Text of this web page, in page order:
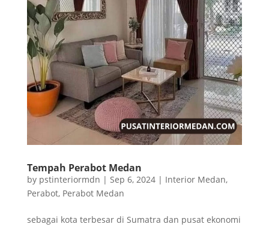
Tempah Perabot Medan
by pstinteriormdn | Sep 6, 2024| Interior Medan,
Perabot, Perabot Medan
sebagai kota terbesar di Sumatra dan pusat ekonomi